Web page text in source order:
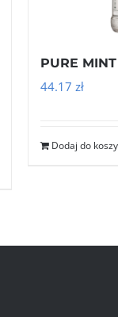
PURE
44.17 zł
Dodaj do